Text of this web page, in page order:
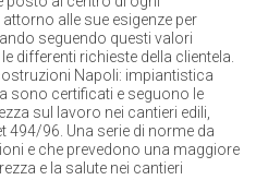
alle sue esigenze per
seguendo questi valori
differenti richieste della clientela.
Napoli: impiantistica
sono certificati e seguono le
sul lavoro nei cantieri edili,
494/96. Una serie di norme da
e che prevedono una maggiore
e la salute nei cantieri